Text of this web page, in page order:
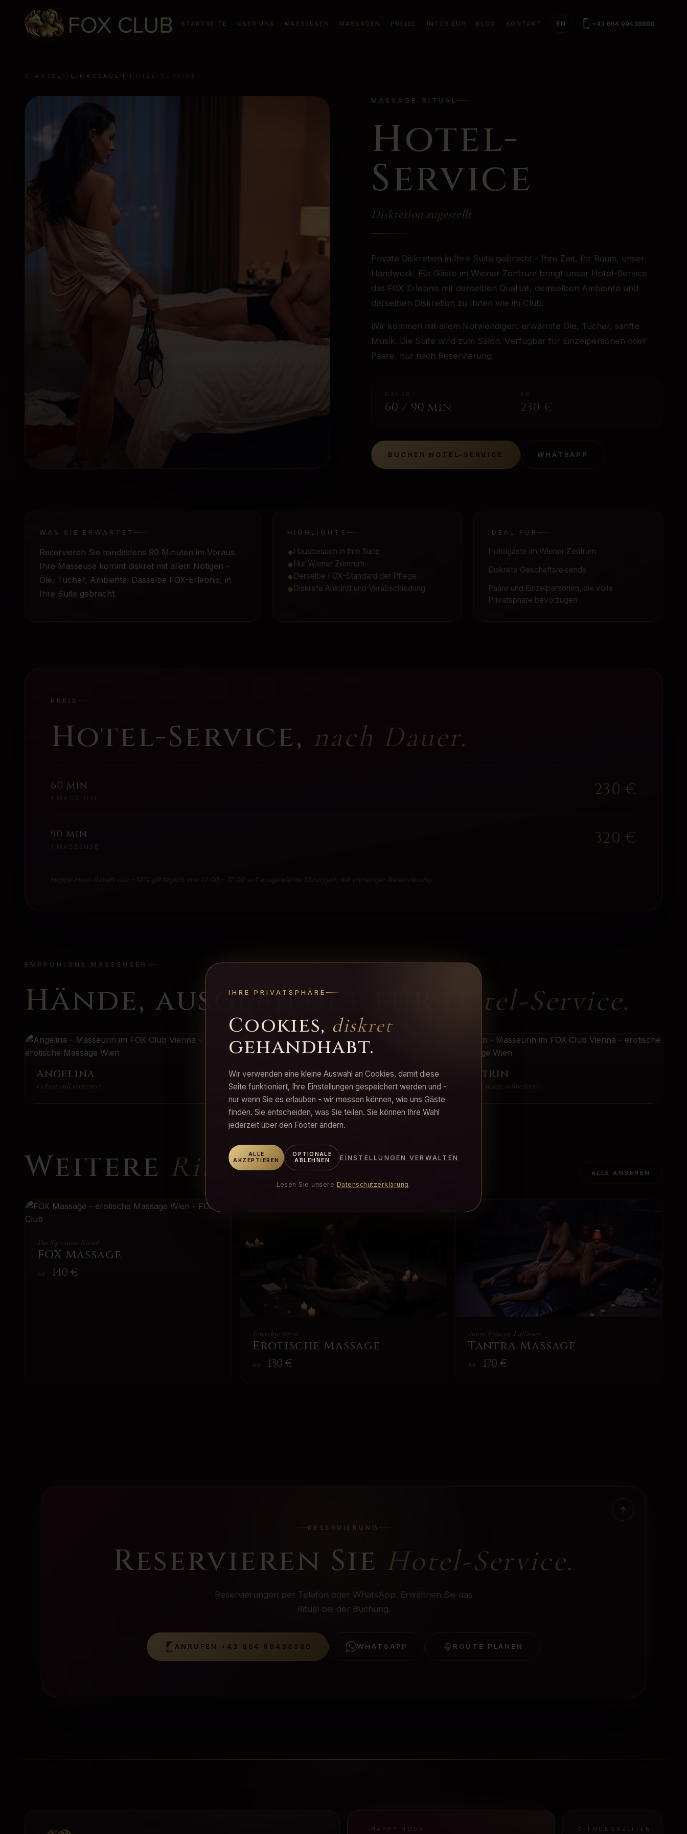
STARTSEITE ÜBER UNS MASSEUSEN MASSAGEN PREISE INTERIEUR BLOG KONTAKT EN +43 664 99438880
STARTSEITE MASSAGEN
MASSAGE-RITUAL
Hotel-
Service
Diskretion zugestellt
Private Diskretion in Ihre Suite gebracht - Ihre Zeit, Ihr Raum, unser
Handwerk. Für Gäste im Wiener Zentrum bringt unser Hotel-Service
das FOX-Erlebnis mit derselben Qualität, demselben Ambiente und
derselben Diskretion zu Ihnen wie im Club.
Wir kommen mit allem Notwendigen: erwärmte Öle, Tücher, sanfte
Musik. Die Suite wird zum Salon. Verfügbar für Einzelpersonen oder
Paare, nur nach Reservierung.
60 / 90 min 230 €
BUCHEN HOTEL-SERVICE WHATSAPP
WAS SIE ERWARTET
Reservieren Sie mindestens 90 Minuten im Voraus.
Ihre Masseuse kommt diskret mit allem Nötigen -
Öle, Tücher, Ambiente. Dasselbe FOX-Erlebnis, in
Ihre Suite gebracht.
HIGHLIGHTS
◆ Hausbesuch in Ihre Suite
◆ Nur Wiener Zentrum
◆ Derselbe FOX-Standard der Pflege
◆ Diskrete Ankunft und Verabschiedung
IDEAL FÜR
Hotelgäste im Wiener Zentrum
Diskrete Geschäftsreisende
Paare und Einzelpersonen, die volle
Privatsphäre bevorzugen
PREIS
Hotel-Service, nach Dauer.
60 min 230 €
90 min 320 €
EMPFOHLENE MASSEUSEN
Hände, ausgebildet für Hotel-Service.
Angelina
Gefasst und verfeinert
Claudia
Groß, elegant, präsent
Katrin
Groß, warm, aufmerksam
Weitere Rituale. ALLE ANSEHEN
Das Signature-Ritual
FOX Massage
140 €
Erweckte Sinne
Erotische Massage
130 €
Atem. Präsenz. Loslassen.
Tantra Massage
170 €
RESERVIERUNG
Reservieren Sie Hotel-Service.
Reservierungen per Telefon oder WhatsApp. Erwähnen Sie das
Ritual bei der Buchung.
ANRUFEN +43 664 99438880 WHATSAPP ROUTE PLANEN
HAPPY HOUR ÖFFNUNGSZEITEN
IHRE PRIVATSPHÄRE
Cookies, diskret
gehandhabt.
Wir verwenden eine kleine Auswahl an Cookies, damit diese
Seite funktioniert, Ihre Einstellungen gespeichert werden und -
nur wenn Sie es erlauben - wir messen können, wie uns Gäste
finden. Sie entscheiden, was Sie teilen. Sie können Ihre Wahl
jederzeit über den Footer ändern.
ALLE
AKZEPTIEREN
OPTIONALE
ABLEHNEN
EINSTELLUNGEN VERWALTEN
Lesen Sie unsere Datenschutzerklärung .